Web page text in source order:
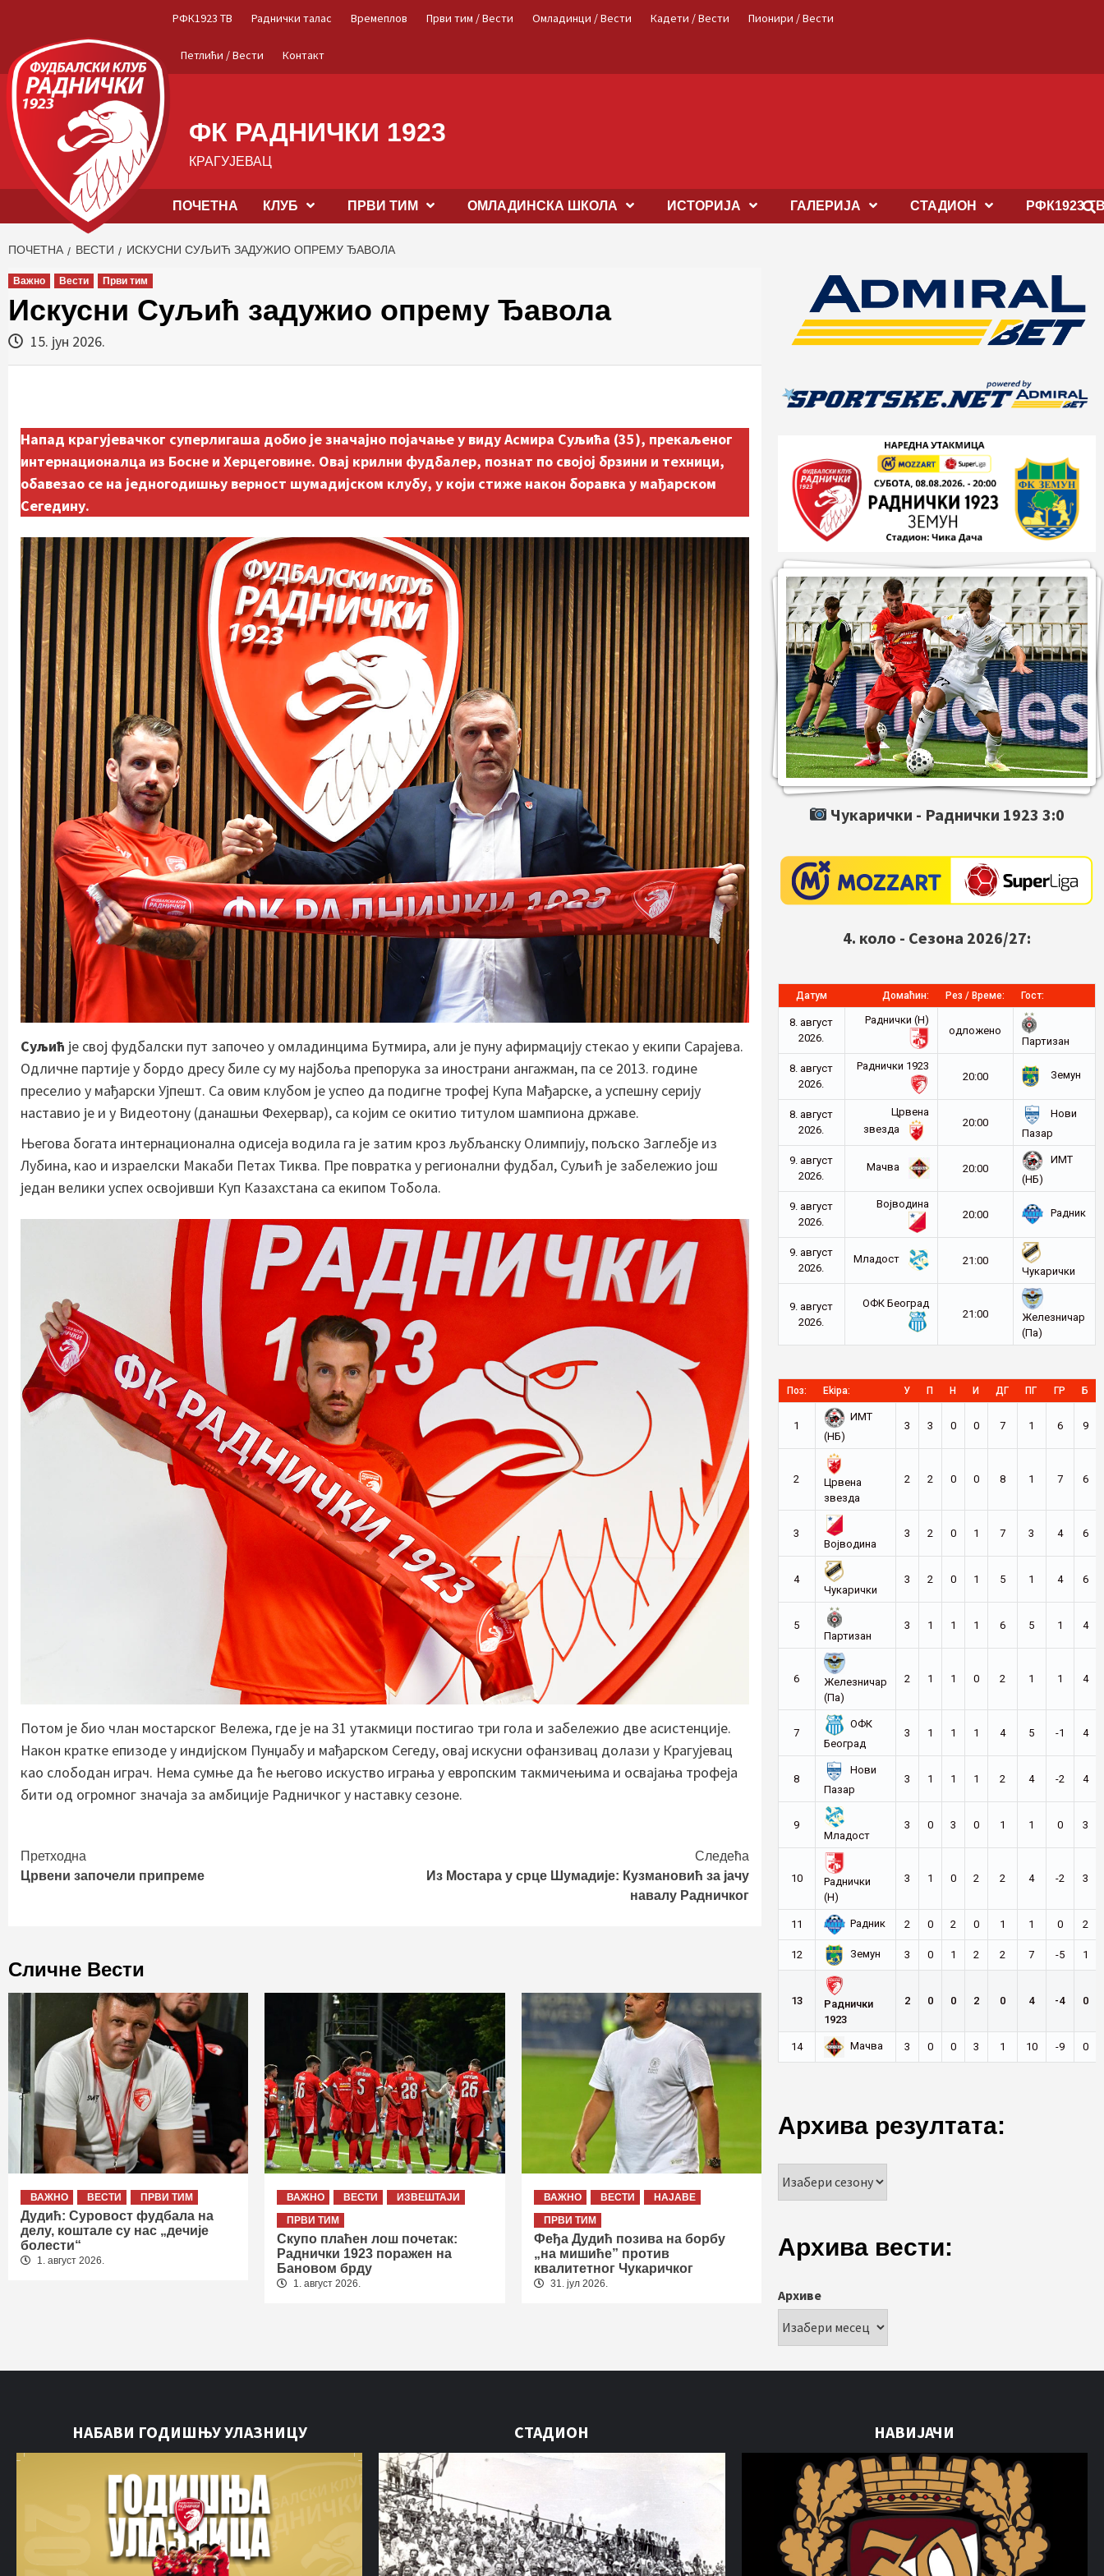
content
РФК1923 ТВ Раднички талас Времеплов Први тим / Вести Омладинци / Вести Кадети / Вести Пионири / Вести
Петлићи / Вести Контакт
ФК РАДНИЧКИ 1923
КРАГУЈЕВАЦ
ПОЧЕТНА КЛУБ ПРВИ ТИМ OМЛАДИНСКА ШКОЛА ИСТОРИЈА ГАЛЕРИЈА СТАДИОН РФК1923
ПОЧЕТНА ВЕСТИ ИСКУСНИ СУЉИЋ ЗАДУЖИО ОПРЕМУ ЂАВОЛА
Важно Вести Први тим
Искусни Суљић задужио опрему Ђавола
15. јун 2026.
Напад крагујевачког суперлигаша добио је значајно појачање у виду Асмира Суљића (35), прекаљеног
интернационалца из Босне и Херцеговине. Овај крилни фудбалер, познат по својој брзини и техници,
обавезао се на једногодишњу верност шумадијском клубу, у који стиже након боравка у мађарском
Сегедину.
Суљић је свој фудбалски пут започео у омладинцима Бутмира, али је пуну афирмацију стекао у екипи Сарајева.
Одличне партије у бордо дресу биле су му најбоља препорука за инострани ангажман, па се 2013. године
преселио у мађарски Ујпешт. Са овим клубом је успео да подигне трофеј Купа Мађарске, а успешну серију
наставио је и у Видеотону (данашњи Фехервар), са којим се окитио титулом шампиона државе.
Његова богата интернационална одисеја водила га је затим кроз љубљанску Олимпију, пољско Заглебје из
Лубина, као и израелски Макаби Петах Тиква. Пре повратка у регионални фудбал, Суљић је забележио још
један велики успех освојивши Куп Казахстана са екипом Тобола.
Потом је био члан мостарског Вележа, где је на 31 утакмици постигао три гола и забележио две асистенције.
Након кратке епизоде у индијском Пунџабу и мађарском Сегеду, овај искусни офанзивац долази у Крагујевац
као слободан играч. Нема сумње да ће његово искуство играња у европским такмичењима и освајања трофеја
бити од огромног значаја за амбиције Радничког у наставку сезоне.
Continue
Reading
Претходна
Црвени започели припреме
Следећа
Из Мостара у срце Шумадије: Кузмановић за јачу
навалу Радничког
Сличне Вести
ВАЖНО ВЕСТИ ПРВИ ТИМ
Дудић: Суровост фудбала на
делу, коштале су нас „дечије
болести“
1. август 2026.
ВАЖНО ВЕСТИ
ИЗВЕШТАЈИ
ПРВИ ТИМ
Скупо плаћен лош почетак:
Раднички 1923 поражен на
Бановом брду
1. август 2026.
ВАЖНО ВЕСТИ
НАЈАВЕ
ПРВИ ТИМ
Феђа Дудић позива на борбу
„на мишиће” против
квалитетног Чукаричког
31. јул 2026.
Чукарички - Раднички 1923 3:0
4. коло - Сезона 2026/27:
Датум Домаћин: Рез / Време: Гост:
8. август
2026.
Раднички (Н)
oдложено
Партизан
8. август
2026.
Раднички 1923
20:00
Земун
8. август
2026.
Црвена
звезда
20:00
Нови
Пазар
9. август
2026.
Мачва 20:00
ИМТ
(НБ)
9. август
2026.
Војводина
20:00
Радник
9. август
2026.
Младост
21:00
Чукарички
9. август
2026.
ОФК Београд
21:00
Железничар
(Па)
Поз: Ekipa: У П Н И ДГ ПГ ГР Б
1
ИМТ
(НБ)
3 3 0 0 7 1 6 9
2
Црвена
звезда
2 2 0 0 8 1 7 6
3
Војводина
3 2 0 1 7 3 4 6
4
Чукарички
3 2 0 1 5 1 4 6
5
Партизан
3 1 1 1 6 5 1 4
6
Железничар
(Па)
2 1 1 0 2 1 1 4
7
ОФК
Београд
3 1 1 1 4 5 -1 4
8
Нови
Пазар
3 1 1 1 2 4 -2 4
9
Младост
3 0 3 0 1 1 0 3
10
Раднички
(Н)
3 1 0 2 2 4 -2 3
11 Радник 2 0 2 0 1 1 0 2
12 Земун 3 0 1 2 2 7 -5 1
13
Раднички
1923
2 0 0 2 0 4 -4 0
14 Мачва 3 0 0 3 1 10 -9 0
Архива резултата:
Архива вести:
Архиве
НАБАВИ ГОДИШЊУ УЛАЗНИЦУ СТАДИОН НАВИЈАЧИ